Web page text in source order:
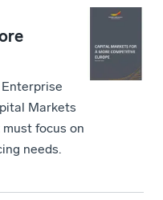
Markets
focus on
needs.